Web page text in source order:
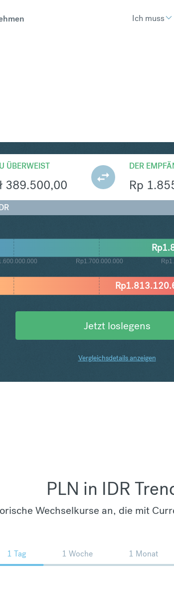
Ich muss
ÜBERWEIST
389.500,00
DER
Rp
Rp1.700.000.000
Rp
Rp
Jetzt loslegens
Vergleichsdetails anzeigen
PLN in IDR
Wechselkurse an, die mit
1 Tag 1 Woche 1 Monat